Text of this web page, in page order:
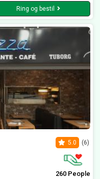
Ring og bestil
5.0 (6)
260 People